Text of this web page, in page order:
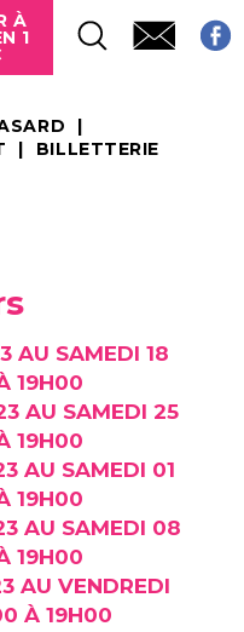
À
1
BILLETTERIE
AU SAMEDI 18
19H00
AU SAMEDI 25
19H00
AU SAMEDI 01
19H00
AU SAMEDI 08
19H00
AU VENDREDI
À 19H00